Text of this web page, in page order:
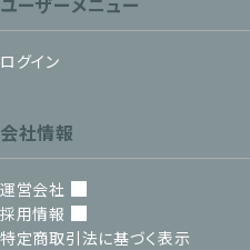
ログイン
会社情報
運営会社
採用情報
特定商取引法に基づく表示